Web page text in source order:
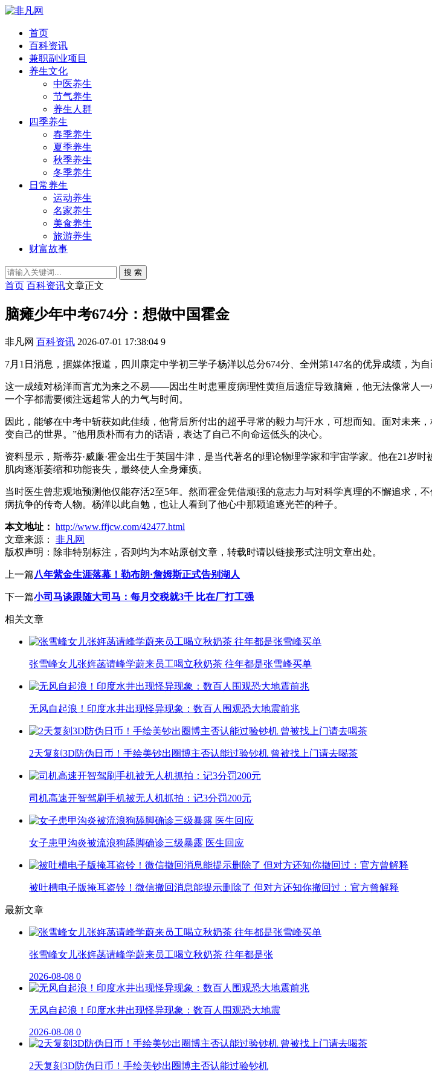
首页
百科资讯
兼职副业项目
养生文化
中医养生
节气养生
养生人群
四季养生
春季养生
夏季养生
秋季养生
冬季养生
日常养生
运动养生
名家养生
美食养生
旅游养生
财富故事
搜 索
首页 百科资讯文章正文
脑瘫少年中考674分：想做中国霍金
非凡网 百科资讯 2026-07-01 17:38:04 9
7月1日消息，据媒体报道，四川康定中学初三学子杨洋以总分674分、全州第147名的优异成绩，为
这一成绩对杨洋而言尤为来之不易——因出生时患重度病理性黄疸后遗症导致脑瘫，他无法像常人
一个字都需要倾注远超常人的力气与时间。
因此，能够在中考中斩获如此佳绩，他背后所付出的超乎寻常的毅力与汗水，可想而知。面对未来
变自己的世界。”他用质朴而有力的话语，表达了自己不向命运低头的决心。
资料显示，斯蒂芬·威廉·霍金出生于英国牛津，是当代著名的理论物理学家和宇宙学家。他在21岁
肌肉逐渐萎缩和功能丧失，最终使人全身瘫痪。
当时医生曾悲观地预测他仅能存活2至5年。然而霍金凭借顽强的意志力与对科学真理的不懈追求，
病抗争的传奇人物。杨洋以此自勉，也让人看到了他心中那颗追逐光芒的种子。
本文地址： http://www.ffjcw.com/42477.html
文章来源：
非凡网
版权声明： 除非特别标注，否则均为本站原创文章，转载时请以链接形式注明文章出处。
上一篇八年紫金生涯落幕！勒布朗·詹姆斯正式告别湖人
下一篇小司马谈跟随大司马：每月交税就3千 比在厂打工强
相关文章
张雪峰女儿张姩菡请峰学蔚来员工喝立秋奶茶 往年都是张雪峰买单
无风自起浪！印度水井出现怪异现象：数百人围观恐大地震前兆
2天复刻3D防伪日币！手绘美钞出圈博主否认能过验钞机 曾被找上门请去喝茶
司机高速开智驾刷手机被无人机抓拍：记3分罚200元
女子患甲沟炎被流浪狗舔脚确诊三级暴露 医生回应
被吐槽电子版掩耳盗铃！微信撤回消息能提示删除了 但对方还知你撤回过：官方曾解释
最新文章
张雪峰女儿张姩菡请峰学蔚来员工喝立秋奶茶 往年都是张
2026-08-08 0
无风自起浪！印度水井出现怪异现象：数百人围观恐大地震
2026-08-08 0
2天复刻3D防伪日币！手绘美钞出圈博主否认能过验钞机